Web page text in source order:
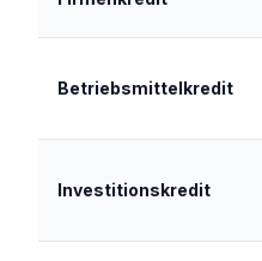
Betriebsmittelkredit
Investitionskredit